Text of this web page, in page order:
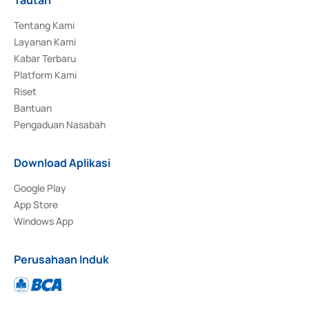
Tentang Kami
Layanan Kami
Kabar Terbaru
Platform Kami
Riset
Bantuan
Pengaduan Nasabah
Download Aplikasi
Google Play
App Store
Windows App
Perusahaan Induk